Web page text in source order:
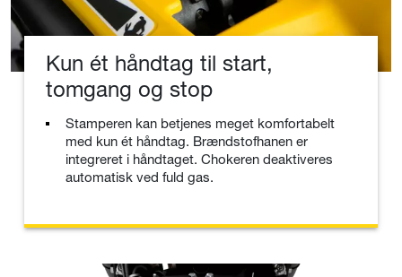
Kun ét håndtag til start,
tomgang og stop
Stamperen kan betjenes meget komfortabelt
med kun ét håndtag. Brændstofhanen er
integreret i håndtaget. Chokeren deaktiveres
automatisk ved fuld gas.